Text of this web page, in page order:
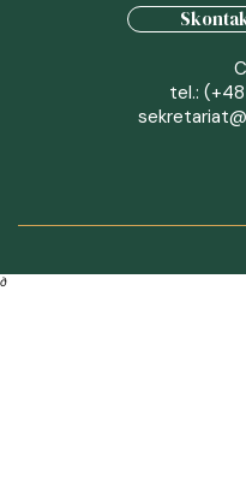
tel.:
∂